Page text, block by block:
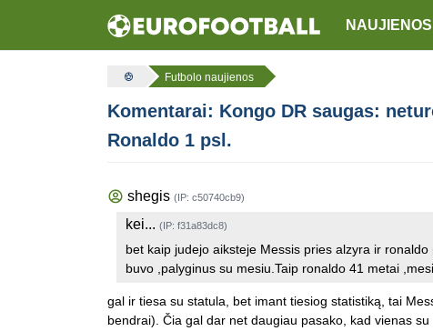
NAUJIENOS
Futbolo naujienos
Komentarai: Kongo DR saugas:
Ronaldo 1 psl.
shegis (IP: c50740cb9)
kei... (IP: f31a83dc8)
bet kaip judejo aiksteje Messis pries alzyra ir
buvo ,palyginus su mesiu.Taip ronaldo 41 metai
gal ir tiesa su statula, bet imant tiesiog statistiką, tai
bendrai). Čia gal dar net daugiau pasako, kad vienas